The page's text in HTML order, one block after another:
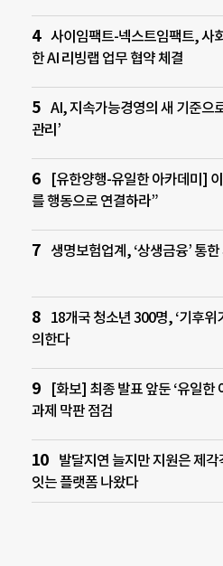
사이임팩트-넥스트임팩트, 사
한 AI 리빙랩 업무 협약 체결
AI, 지속가능경영의 새 기준으
관리’
[유한양행-유일한 아카데미]
를 행동으로 연결하라”
생명보험업계, ‘상생금융’ 통
18개국 청소년 300명, ‘기후위
의한다
[화보] 최종 발표 앞둔 ‘유일한
과제 막판 점검
발달지연 늘지만 지원은 제
잇는 플랫폼 나왔다